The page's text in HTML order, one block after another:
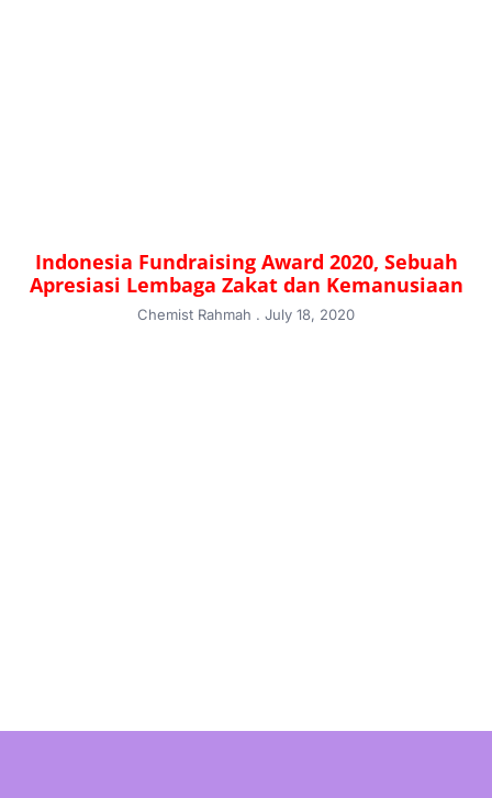
Indonesia Fundraising Award 2020, Sebuah
Apresiasi Lembaga Zakat dan Kemanusiaan
Chemist Rahmah July 18, 2020